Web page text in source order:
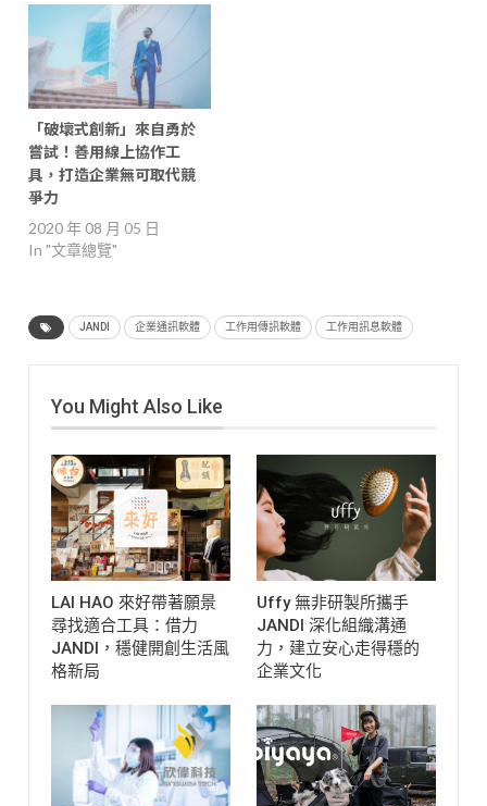
「破壞式創新」來自勇於
嘗試！善用線上協作工
具，打造企業無可取代競
爭力
2020 年 08 月 05 日
In "文章總覽"
JANDI 企業通訊軟體 工作用傳訊軟體 工作用訊息軟體
You Might Also Like
LAI HAO 來好帶著願景
尋找適合工具：借力
JANDI，穩健開創生活風
格新局
Uffy 無非研製所攜手
JANDI 深化組織溝通
力，建立安心走得穩的
企業文化